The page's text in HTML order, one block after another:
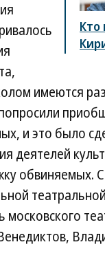
Кто
имеются
и это было
деятелей
обвиняемых.